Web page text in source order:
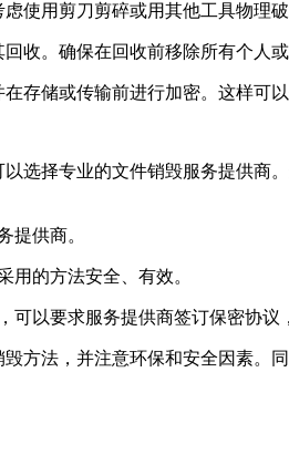
使用剪刀剪碎或用其他工具物理破
收。确保在回收前移除所有个人或
存储或传输前进行加密。这样可
选择专业的文件销毁服务提供
提供商。
用的方法安全、有效。
以要求服务提供商签订保密协议
方法，并注意环保和安全因素。